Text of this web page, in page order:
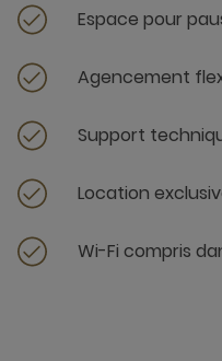
Espace pour
Agencement
Support
Location
Wi-Fi compris